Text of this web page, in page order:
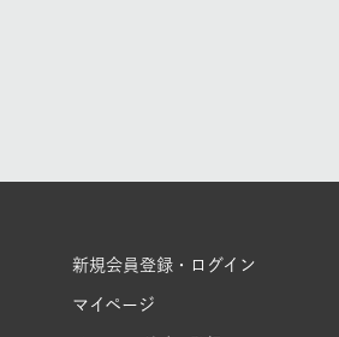
新規会員登録・ログイン
マイページ